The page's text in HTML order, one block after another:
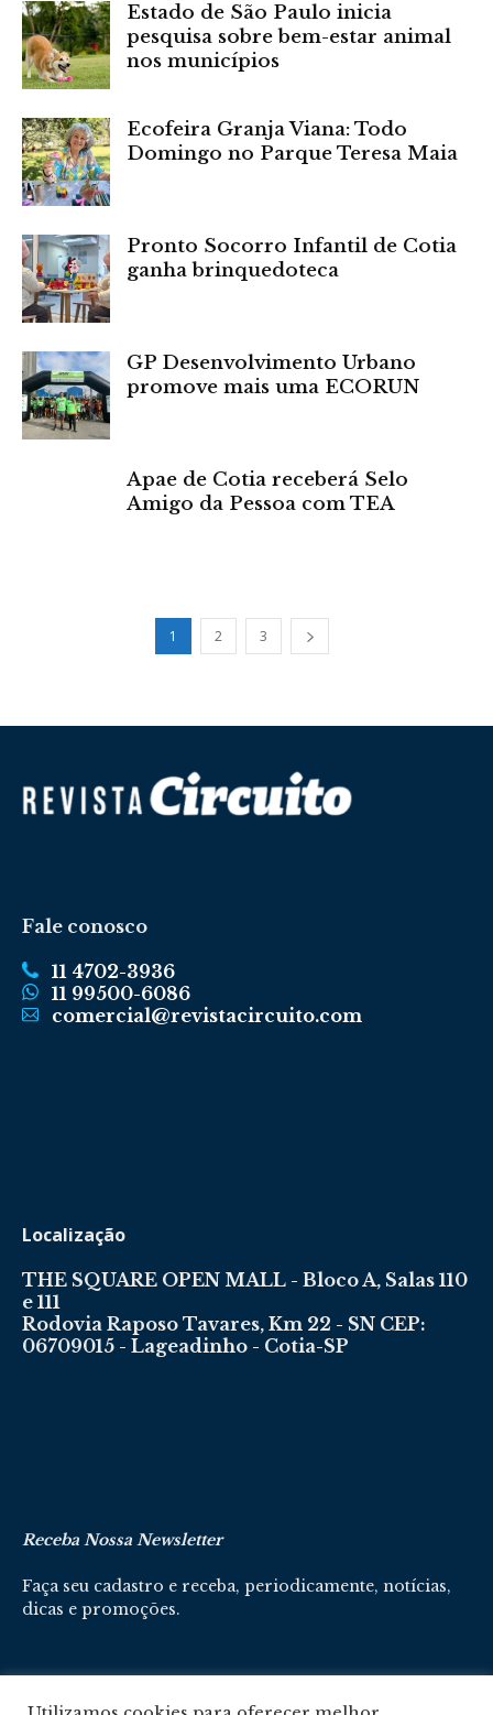
Estado de São Paulo inicia
pesquisa sobre bem-estar animal
nos municípios
Ecofeira Granja Viana: Todo
Domingo no Parque Teresa Maia
Pronto Socorro Infantil de Cotia
ganha brinquedoteca
GP Desenvolvimento Urbano
promove mais uma ECORUN
Apae de Cotia receberá Selo
Amigo da Pessoa com TEA
1 2 3
Fale conosco
11 4702-3936
11 99500-6086
comercial@revistacircuito.com
Localização
THE SQUARE OPEN MALL - Bloco A, Salas 110
e 111
Rodovia Raposo Tavares, Km 22 - SN CEP:
06709015 - Lageadinho - Cotia-SP
Receba Nossa Newsletter
Faça seu cadastro e receba, periodicamente, notícias,
dicas e promoções.
Cadastre-se aqui